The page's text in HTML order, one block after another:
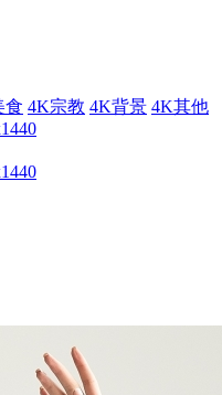
食 4K宗教 4K背景 4K其他